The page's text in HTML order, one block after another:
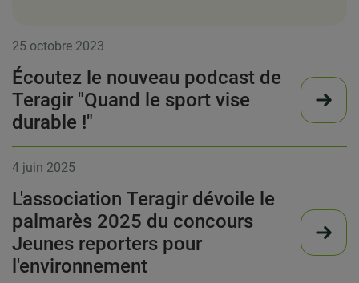
25 octobre 2023
Écoutez le nouveau podcast de
Teragir "Quand le sport vise
durable !"
4 juin 2025
L'association Teragir dévoile le
palmarès 2025 du concours
Jeunes reporters pour
l'environnement